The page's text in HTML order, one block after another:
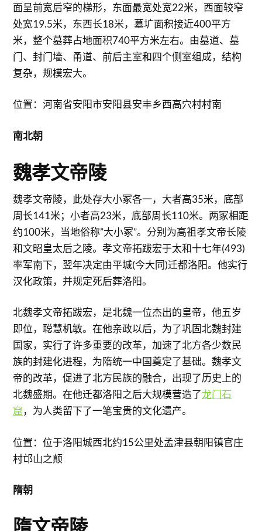
面呈前宽后窄的梯形，东面最宽处宽22米，西面较窄
处宽19.5米，东西长18米，墓圹面积接近400平方
米，整个墓葬占地面积740平方米左右。由墓道、墓
门、封门墙、甬道、前后主室和四个侧室组成，结构
复杂，规模宏大。
位置：河南省安阳市安阳县安丰乡西高穴村村南
南北朝
魏孝文帝陵
魏孝文帝陵，此处存大小冢各一，大者高35米，底部
周长141米；小者高23米，底部周长110米。两冢相距
约100米，当地俗称”大小冢”。分别为高祖孝文帝长陵
和文昭皇太后之陵。孝文帝拓跋宏于太和十七年(493)
率军南下，翌年决定由平城(今大同)迁都洛阳。他实行
汉化政策，并规定死后葬洛阳。
北魏孝文帝拓跋宏，是北魏一位杰出的皇帝，他五岁
即位，聪慧机敏。在他亲政以后，为了巩固北魏封建
国家，实行了许多重要的改革，加速了北方各少数民
族的封建化进程，为隋统一中国奠定了基础。魏孝文
帝的改革，促进了北方民族的融合，出现了历史上的
北魏盛期。在他迁都洛阳之后大规模营造了龙门石
窟，为人类留下了一笔宝贵的文化遗产。
位置：位于洛阳城西北约15公里处孟津县朝阳镇官庄
村邙山之颠
隋朝